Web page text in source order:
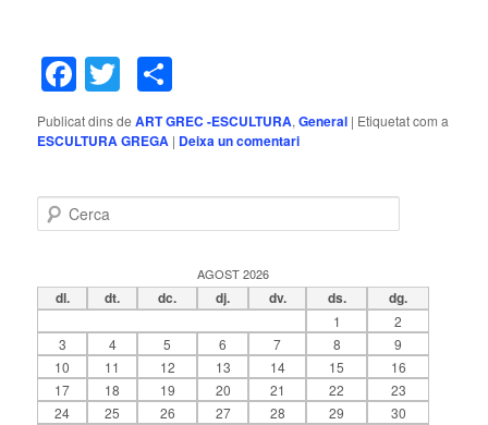
Facebook
Twitter
Publicat dins de ART GREC -ESCULTURA,General | Etiquetat com a
ESCULTURA GREGA | Deixa un comentari
e
a
AGOST 2026
dl. dt. dc. dj. dv. ds. dg.
1
2
3
4 5 6 7 8
9
10
11 12 13 14 15
16
17
18 19 20 21 22
23
24
25 26 27 28 29
30